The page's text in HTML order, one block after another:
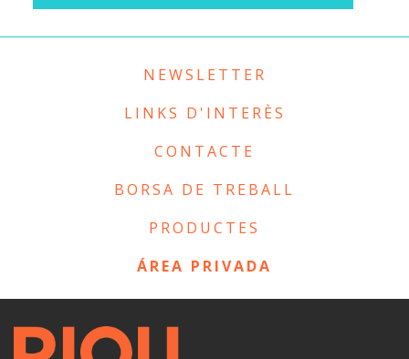
NEWSLETTER
LINKS D'INTERÈS
CONTACTE
BORSA DE TREBALL
PRODUCTES
ÁREA PRIVADA